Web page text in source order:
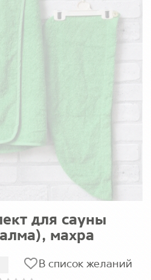
для сауны
махра
В список желаний